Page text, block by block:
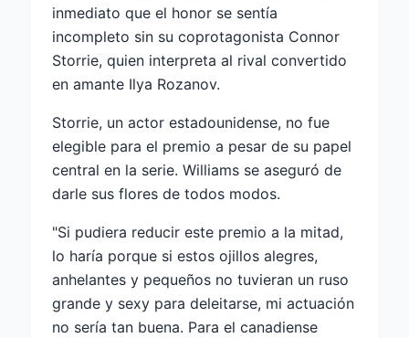
inmediato que el honor se sentía
incompleto sin su coprotagonista Connor
Storrie, quien interpreta al rival convertido
en amante Ilya Rozanov.
Storrie, un actor estadounidense, no fue
elegible para el premio a pesar de su papel
central en la serie. Williams se aseguró de
darle sus flores de todos modos.
"Si pudiera reducir este premio a la mitad,
lo haría porque si estos ojillos alegres,
anhelantes y pequeños no tuvieran un ruso
grande y sexy para deleitarse, mi actuación
no sería tan buena. Para el canadiense